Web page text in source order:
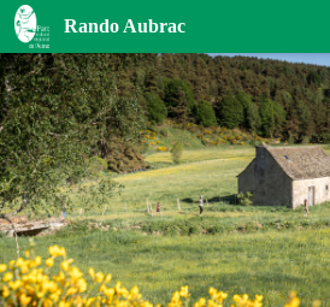
Rando Aubrac
Les moulins de Beauregard